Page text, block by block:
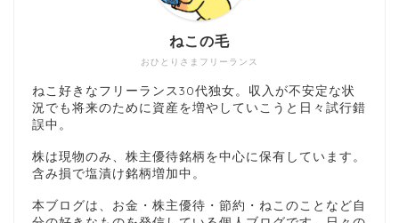
おひとりさまフリーランス
ねこの毛
ねこ好きなフリーランス30代独女。収入が不安定な状
況でも将来のために資産を増やしていこうと日々試行錯
誤中。
株は現物のみ、株主優待銘柄を中心に保有しています。
含み損で塩漬け銘柄増加中。
本ブログは、お金・株主優待・節約・ねこのことなど自